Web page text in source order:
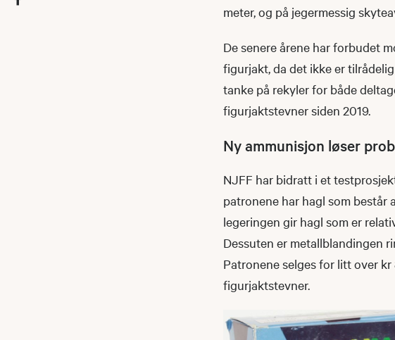
meter, og på jegermessig
De senere årene har forbudet
figurjakt, da det ikke er
tanke på rekyler for både
figurjaktstevner siden 2019.
Ny ammunisjon løser
NJFF har bidratt i et
patronene har hagl som består
legeringen gir hagl som er
Dessuten er metallblandingen
Patronene selges for litt over
figurjaktstevner.